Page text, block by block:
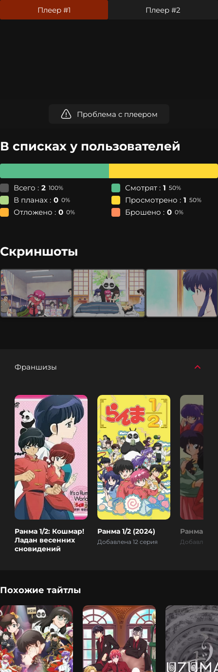
Плеер #1 Плеер #2
Проблема с плеером
В списках у пользователей
Всего : 2 100% Смотрят : 1 50%
В планах : 0 0% Просмотрено : 1 50%
Отложено : 0 0% Брошено : 0 0%
Скриншоты
Франшизы
Ранма 1/2: Кошмар!
Ладан весенних
сновидений
Ранма 1/2 (2024)
Добавлена 12 серия
Ранма 1/2
Добавлена
Похожие тайтлы